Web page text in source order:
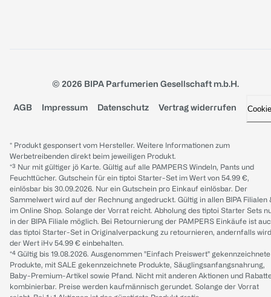
© 2026 BIPA Parfumerien Gesellschaft m.b.H.
AGB Impressum Datenschutz Vertrag widerrufen
* Produkt gesponsert vom Hersteller. Weitere Informationen zum
Werbetreibenden direkt beim jeweiligen Produkt.
*³ Nur mit gültiger jö Karte. Gültig auf alle PAMPERS Windeln, Pants und
Feuchttücher. Gutschein für ein tiptoi Starter-Set im Wert von 54.99 €,
einlösbar bis 30.09.2026. Nur ein Gutschein pro Einkauf einlösbar. Der
Sammelwert wird auf der Rechnung angedruckt. Gültig in allen BIPA Filialen
im Online Shop. Solange der Vorrat reicht. Abholung des tiptoi Starter Sets
in der BIPA Filiale möglich. Bei Retournierung der PAMPERS Einkäufe ist
das tiptoi Starter-Set in Originalverpackung zu retournieren, andernfalls wird
der Wert iHv 54.99 € einbehalten.
*⁴ Gültig bis 19.08.2026. Ausgenommen "Einfach Preiswert" gekennzeichnete
Produkte, mit SALE gekennzeichnete Produkte, Säuglingsanfangsnahrung,
Baby-Premium-Artikel sowie Pfand. Nicht mit anderen Aktionen und
kombinierbar. Preise werden kaufmännisch gerundet. Solange der Vorrat